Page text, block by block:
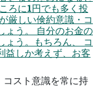
ろに1円でも多く投
厳しい倹約意識・コ
ょう。 自分のお金の
ょう。もちろん、 コ
益しか考えず、お客
スト意識を常に持